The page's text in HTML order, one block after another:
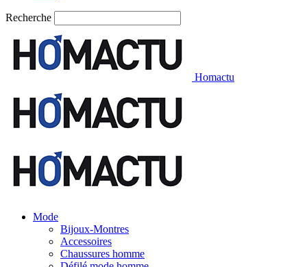
Recherche
Homactu
Mode
Bijoux-Montres
Accessoires
Chaussures homme